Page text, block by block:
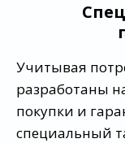
Учитывая
разработаны
покупки и
специальный